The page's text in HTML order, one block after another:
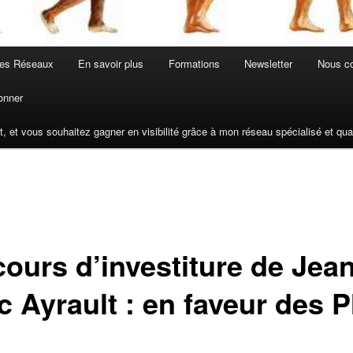
Réseaux En savoir plus Formations Newsletter Nous
et vous souhaitez gagner en visibilité grâce à mon réseau spécialisé et
d’investiture de
Ayrault : en faveur des